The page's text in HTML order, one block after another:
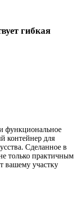
гибкая
функциональное
контейнер для
Сделанное в
только практичным
вашему участку